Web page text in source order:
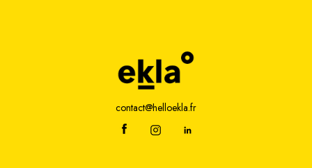
contact@helloekla.fr